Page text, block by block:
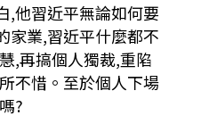
,他習近平無論如何要
家業,習近平什麼都不
,再搞個人獨裁,重陷
不惜。至於個人下場
?